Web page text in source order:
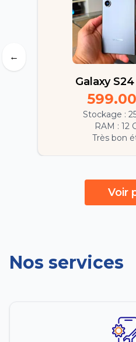
←
Galaxy
599.00
Stockage :
RAM : 12
Très bon
Voir
Nos services